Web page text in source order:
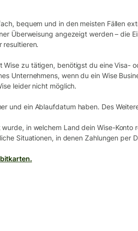
bequem und in den meisten Fällen
Überweisung angezeigt werden – die
resultieren.
Wise zu tätigen, benötigst du eine Visa-
Unternehmens, wenn du ein Wise
leider nicht möglich.
und ein Ablaufdatum haben. Des
in welchem Land dein Wise-
Situationen, in denen Zahlungen per